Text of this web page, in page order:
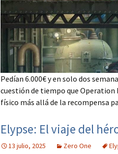
Pedían 6.000€ y en solo dos
cuestión de tiempo que
físico más allá de la recompensa
Elypse: El viaje del
13 julio, 2025 Zero One